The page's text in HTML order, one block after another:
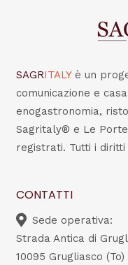
SAGRITALY è un
comunicazione e
enogastronomia,
Sagritaly® e Le
registrati. Tutti i
CONTATTI
Sede operativa:
Strada Antica di
10095 Grugliasco (To)